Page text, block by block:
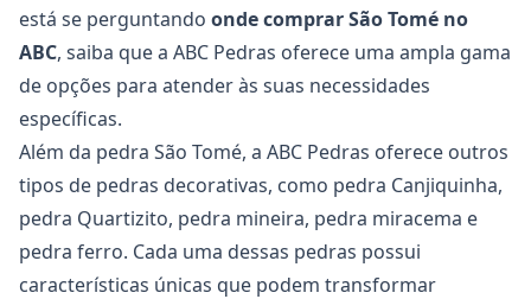
está se perguntando onde comprar São Tomé no
ABC, saiba que a ABC Pedras oferece uma ampla gama
de opções para atender às suas necessidades
específicas.
Além da pedra São Tomé, a ABC Pedras oferece outros
tipos de pedras decorativas, como pedra Canjiquinha,
pedra Quartizito, pedra mineira, pedra miracema e
pedra ferro. Cada uma dessas pedras possui
características únicas que podem transformar